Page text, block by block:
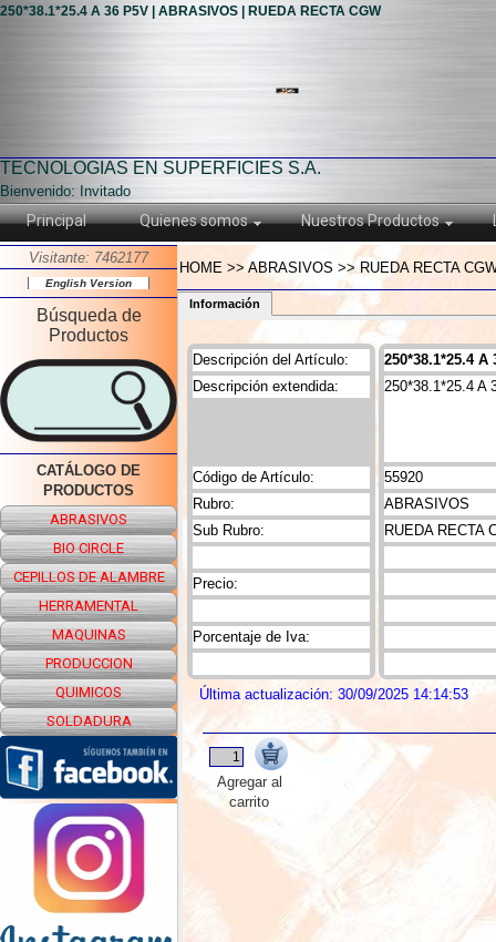
250*38.1*25.4 A 36 P5V | ABRASIVOS | RUEDA RECTA CGW
TECNOLOGIAS EN SUPERFICIES S.A.
Bienvenido: Invitado
Principal Quienes somos Nuestros Productos
Visitante: 7462177
English Version
Búsqueda de
Productos
CATÁLOGO DE
PRODUCTOS
ABRASIVOS
BIO CIRCLE
CEPILLOS DE ALAMBRE
HERRAMENTAL
MAQUINAS
PRODUCCION
QUIMICOS
SOLDADURA
HOME >> ABRASIVOS >> RUEDA RECTA
Información
Descripción del Artículo:
Código de Artículo:
Rubro:
Sub Rubro:
Precio:
Descripción extendida:
Porcentaje de Iva:
250*38.1*25.4 A
55920
ABRASIVOS
RUEDA RECTA
250*38.1*25.4 A
Última actualización: 30/09/2025 14:14:53
Agregar al
carrito